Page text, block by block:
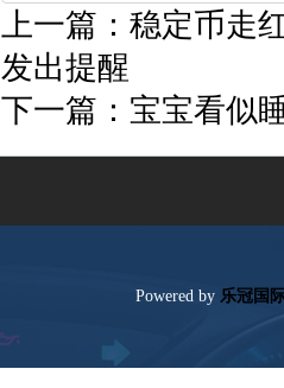
上一篇： 稳定币走
发出提醒
下一篇： 宝宝看似
Poweredby 乐冠国